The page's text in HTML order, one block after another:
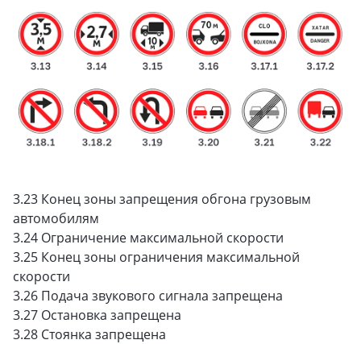
3.23 Конец зоны запрещения обгона грузовым
автомобилям
3.24 Ограничение максимальной скорости
3.25 Конец зоны ограничения максимальной
скорости
3.26 Подача звукового сигнала запрещена
3.27 Остановка запрещена
3.28 Стоянка запрещена